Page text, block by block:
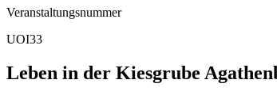
Veranstaltungsnummer
UOI33
Leben in der Kiesgrube